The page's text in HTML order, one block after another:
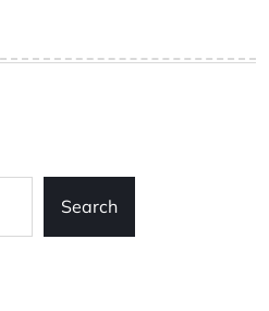
Search